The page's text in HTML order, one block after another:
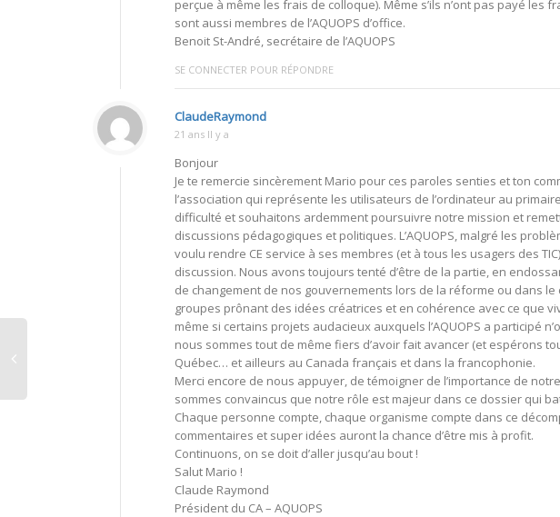
perçue à même les frais de colloque). Même s’ils n’ont pas payé les
sont aussi membres de l’AQUOPS d’office.
Benoit St-André, secrétaire de l’AQUOPS
SE CONNECTER POUR RÉPONDRE
ClaudeRaymond
21 ans Il y a
Bonjour
Je te remercie sincèrement Mario pour ces paroles senties et ton
l’association qui représente les utilisateurs de l’ordinateur au
difficulté et souhaitons ardemment poursuivre notre mission et
discussions pédagogiques et politiques. L’AQUOPS, malgré les
voulu rendre CE service à ses membres (et à tous les usagers des
discussion. Nous avons toujours tenté d’être de la partie, en
de changement de nos gouvernements lors de la réforme ou dans
groupes prônant des idées créatrices et en cohérence avec ce que
même si certains projets audacieux auxquels l’AQUOPS a participé
nous sommes tout de même fiers d’avoir fait avancer (et espérons
Québec… et ailleurs au Canada français et dans la francophonie.
Merci encore de nous appuyer, de témoigner de l’importance de
sommes convaincus que notre rôle est majeur dans ce dossier qui
Chaque personne compte, chaque organisme compte dans ce
commentaires et super idées auront la chance d’être mis à profit.
Continuons, on se doit d’aller jusqu’au bout !
Salut Mario !
Claude Raymond
Président du CA – AQUOPS